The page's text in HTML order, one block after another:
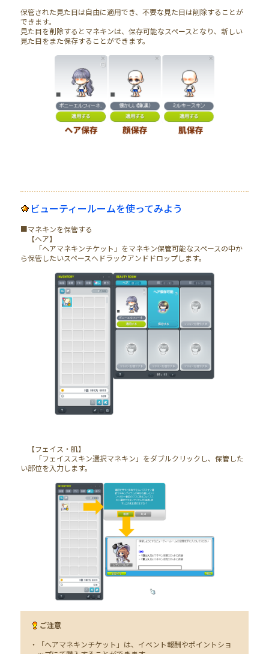
保管された見た目は自由に適用でき、不要な見た目は削除することが
できます。
見た目を削除するとマネキンは、保存可能なスペースとなり、新しい
見た目をまた保存することができます。
ビューティールームを使ってみよう
■マネキンを保管する
【ヘア】
「ヘアマネキンチケット」をマネキン保管可能なスペースの中か
ら保管したいスペースへドラックアンドドロップします。
【フェイス・肌】
「フェイススキン選択マネキン」をダブルクリックし、保管した
い部位を入力します。
ご注意
・「ヘアマネキンチケット」は、イベント報酬やポイントショ